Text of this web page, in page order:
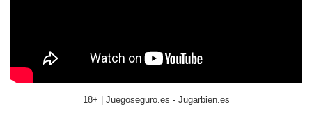
18+ | Juegoseguro.es - Jugarbien.es